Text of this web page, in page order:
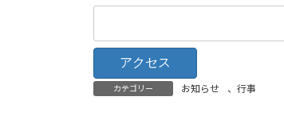
時
カテゴリー お知らせ 、 行事